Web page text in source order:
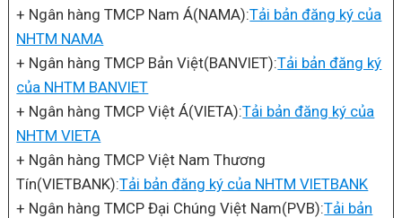
+ Ngân hàng TMCP Nam Á(NAMA):Tải bản đăng ký của
NHTM NAMA
+ Ngân hàng TMCP Bản Việt(BANVIET):Tải bản đăng ký
của NHTM BANVIET
+ Ngân hàng TMCP Việt Á(VIETA):Tải bản đăng ký của
NHTM VIETA
+ Ngân hàng TMCP Việt Nam Thương
Tín(VIETBANK):Tải bản đăng ký của NHTM VIETBANK
+ Ngân hàng TMCP Đại Chúng Việt Nam(PVB):Tải bản